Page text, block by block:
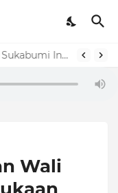
Di Rakor Bersama KPU, Wali Kota Sukabumi Ingatkan Pentingnya Daftar Pemilih untuk Pemilu Berkualitas
Wali